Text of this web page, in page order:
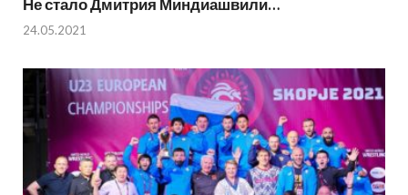
Не стало Дмитрия Миндиашвили…
24.05.2021